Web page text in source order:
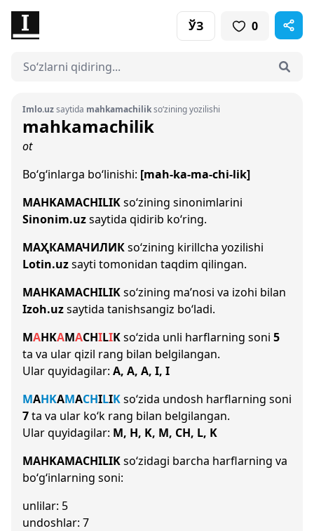
ЎЗ 0
Imlo.uzsaytida mahkamachilikso‘zining yozilishi
mahkamachilik
ot
Bo‘g‘inlarga bo‘linishi: [mah-ka-ma-chi-lik]
MAHKAMACHILIKso‘zining sinonimlarini
Sinonim.uzsaytida qidirib ko‘ring.
МАҲКАМАЧИЛИКso‘zining kirillcha yozilishi
Lotin.uzsayti tomonidan taqdim qilingan.
MAHKAMACHILIKso‘zining ma’nosi va izohi bilan
Izoh.uzsaytida tanishsangiz bo‘ladi.
MAHKAMACHILIKso‘zida unli harflarning soni 5
ta va ular qizil rang bilan belgilangan.
Ular quyidagilar: A, A, A, I, I
MAHKAMACHILIKso‘zida undosh harflarning soni
7ta va ular ko‘k rang bilan belgilangan.
Ular quyidagilar: M, H, K, M, CH, L, K
MAHKAMACHILIKso‘zidagi barcha harflarning va
bo‘g‘inlarning soni:
unlilar: 5
undoshlar: 7